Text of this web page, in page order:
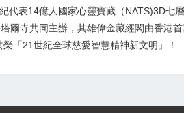
代表14億人國家心靈寶藏（NATS)3D七
爾寺共同主辦，其雄偉金藏經閣由香港
「21世紀全球慈愛智慧精神新文明」！